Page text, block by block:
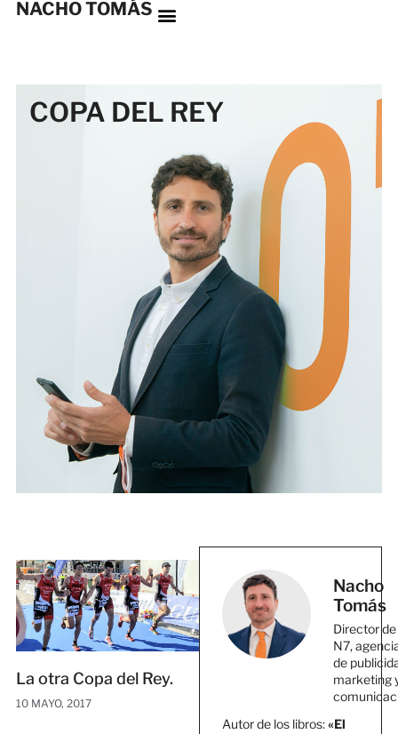
NACHO TOMÁS
COPA DEL REY
La otra Copa del Rey.
10 MAYO, 2017
Nacho
Tomás
Director de
N7,
de
marketing
Autor de los libros:«El